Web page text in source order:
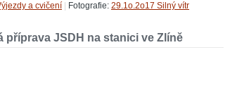
a cvičení Fotografie: 29.1o.2o17 Silný vítr
příprava JSDH na stanici ve Zlíně